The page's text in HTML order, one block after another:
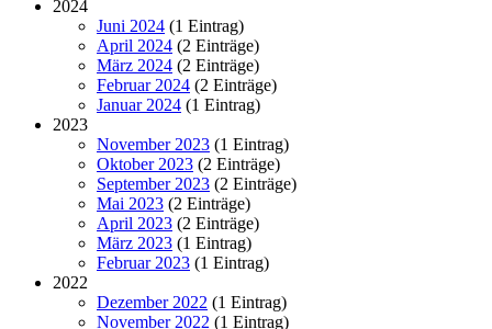
2024
Juni 2024 (1 Eintrag)
April 2024 (2 Einträge)
März 2024 (2 Einträge)
Februar 2024 (2 Einträge)
Januar 2024 (1 Eintrag)
2023
November 2023 (1 Eintrag)
Oktober 2023 (2 Einträge)
September 2023 (2 Einträge)
Mai 2023 (2 Einträge)
April 2023 (2 Einträge)
März 2023 (1 Eintrag)
Februar 2023 (1 Eintrag)
2022
Dezember 2022 (1 Eintrag)
November 2022 (1 Eintrag)